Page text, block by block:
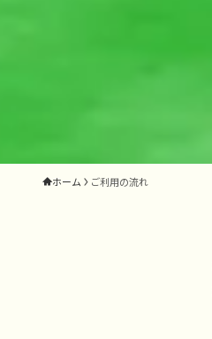
ホーム ご利用の流れ